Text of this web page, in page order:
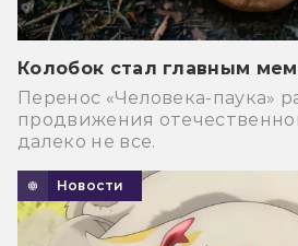
Колобок стал главным
Перенос «Человека-паука»
продвижения
далеко не все.
Новости